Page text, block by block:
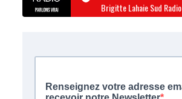
Brigitte Lahaie Sud Radio